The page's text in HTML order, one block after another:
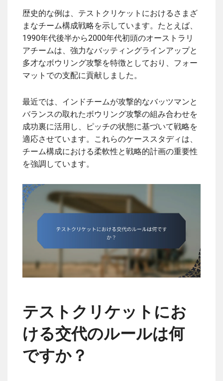
歴史的な例は、テストクリケットにおけるさまざ
まなチーム構成戦略を示しています。たとえば、
1990年代後半から2000年代初頭のオーストラリ
アチームは、強力なバッティングラインアップと
多才なボウリング攻撃を特徴としており、フォー
マットでの支配に貢献しました。
最近では、インドチームが攻撃的なバッツマンと
バランスの取れたボウリング攻撃の組み合わせを
成功裏に活用し、ピッチの状態に基づいて戦略を
適応させています。これらのケーススタディは、
チーム構成における柔軟性と戦略的計画の重要性
を強調しています。
テストクリケットにお
ける交代のルールは何
ですか？